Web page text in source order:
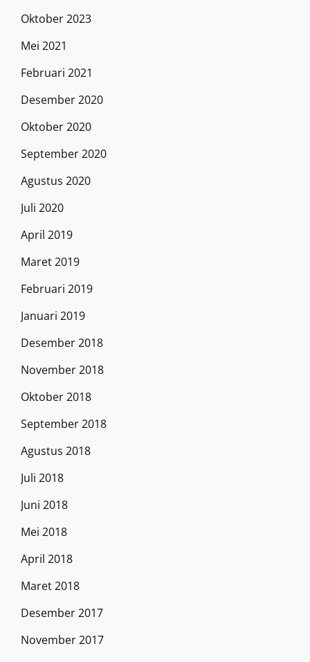
Oktober 2023
Mei 2021
Februari 2021
Desember 2020
Oktober 2020
September 2020
Agustus 2020
Juli 2020
April 2019
Maret 2019
Februari 2019
Januari 2019
Desember 2018
November 2018
Oktober 2018
September 2018
Agustus 2018
Juli 2018
Juni 2018
Mei 2018
April 2018
Maret 2018
Desember 2017
November 2017